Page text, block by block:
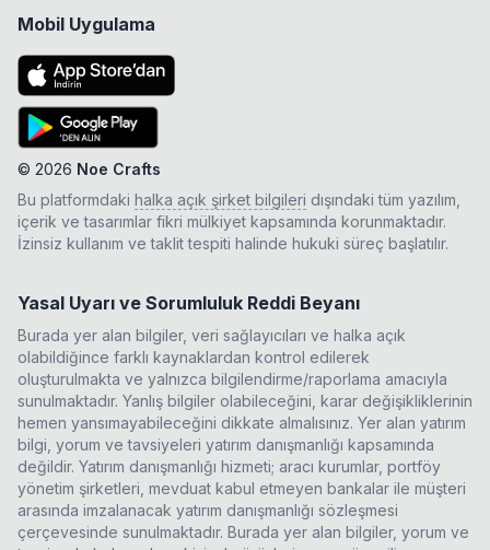
Mobil Uygulama
© 2026 Noe Crafts
Bu platformdaki halka açık şirket bilgileri dışındaki tüm yazılım,
içerik ve tasarımlar fikri mülkiyet kapsamında korunmaktadır.
İzinsiz kullanım ve taklit tespiti halinde hukuki süreç başlatılır.
Yasal Uyarı ve Sorumluluk Reddi Beyanı
Burada yer alan bilgiler, veri sağlayıcıları ve halka açık
olabildiğince farklı kaynaklardan kontrol edilerek
oluşturulmakta ve yalnızca bilgilendirme/raporlama amacıyla
sunulmaktadır. Yanlış bilgiler olabileceğini, karar değişikliklerinin
hemen yansımayabileceğini dikkate almalısınız. Yer alan yatırım
bilgi, yorum ve tavsiyeleri yatırım danışmanlığı kapsamında
değildir. Yatırım danışmanlığı hizmeti; aracı kurumlar, portföy
yönetim şirketleri, mevduat kabul etmeyen bankalar ile müşteri
arasında imzalanacak yatırım danışmanlığı sözleşmesi
çerçevesinde sunulmaktadır. Burada yer alan bilgiler, yorum ve